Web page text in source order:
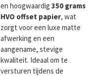
en hoogwaardig 350 grams
HVO offset papier, wat
zorgt voor een luxe matte
afwerking en een
aangename, stevige
kwaliteit. Ideaal om te
versturen tijdens de